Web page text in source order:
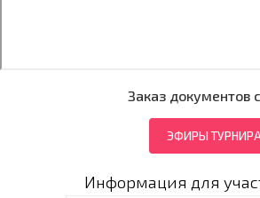
Заказ документов
ЭФИРЫ ТУРНИРА
Информация для